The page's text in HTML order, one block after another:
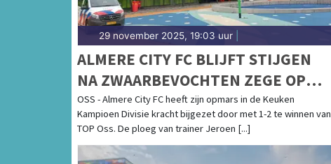
29 november 2025, 19:03 uur
ALMERE CITY FC BLIJFT STIJGEN
NA ZWAARBEVOCHTEN ZEGE OP
TOP OSS
OSS - Almere City FC heeft zijn opmars in de Keuken
Kampioen Divisie kracht bijgezet door met 1-2 te winnen van
TOP Oss. De ploeg van trainer Jeroen [...]